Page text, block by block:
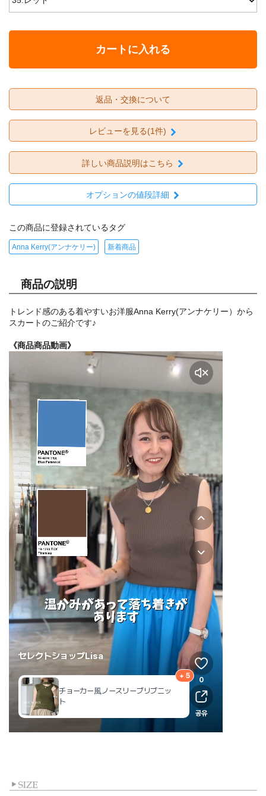
カートに入れる
返品・交換について
レビューを見る(1件)
詳しい商品説明はこちら
オプションの値段詳細
この商品に登録されているタグ
Anna Kerry(アンナケリー) 新着商品
商品の説明
トレンド感のある着やすいお洋服Anna Kerry(アンナケリー）から
スカートのご紹介です♪
《商品商品動画》